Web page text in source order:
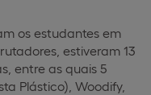
os estudantes em
estiveram 13
entre as quais 5
Plástico), Woodify,